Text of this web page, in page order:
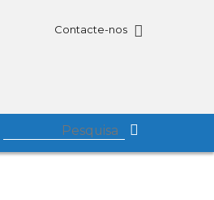
Contacte-nos